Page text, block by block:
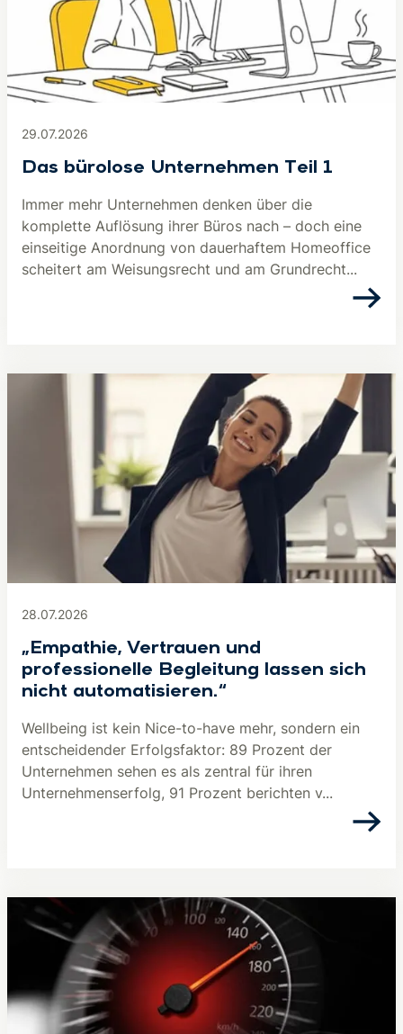
29.07.2026
Das bürolose Unternehmen Teil 1
Immer mehr Unternehmen denken über die
komplette Auflösung ihrer Büros nach – doch eine
einseitige Anordnung von dauerhaftem Homeoffice
scheitert am Weisungsrecht und am Grundrecht...
28.07.2026
„Empathie, Vertrauen und
professionelle Begleitung lassen sich
nicht automatisieren.“
Wellbeing ist kein Nice-to-have mehr, sondern ein
entscheidender Erfolgsfaktor: 89 Prozent der
Unternehmen sehen es als zentral für ihren
Unternehmenserfolg, 91 Prozent berichten v...